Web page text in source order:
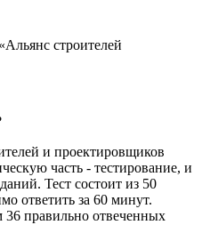
строителей
и проектировщиков
часть - тестирование, и
Тест состоит из 50
ответить за 60 минут.
правильно отвеченных